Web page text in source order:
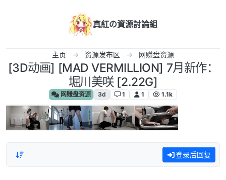
真紅の資源討論組
主页 资源发布区 网赚盘资源
[3D动画] [MAD VERMILLION] 7月新作：
堀川美咲 [2.22G]
网赚盘资源 3d 1 1 1.1k
登录后回复